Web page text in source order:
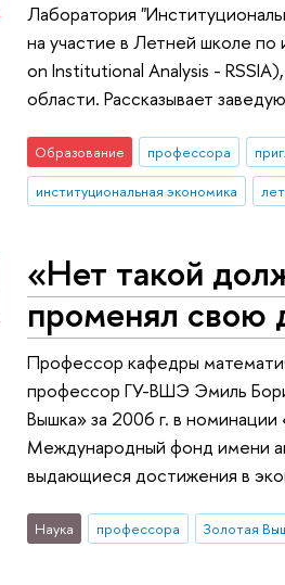
Лаборатория
на участие в Летней школе по
on Institutional Analysis -
области. Рассказывает
Образование профессора
институциональная экономика
«Нет такой
променял свою
Профессор кафедры
профессор ГУ-ВШЭ Эмиль
Вышка» за 2006 г. в
Международный фонд имени
выдающиеся достижения в
Наука профессора Золотая